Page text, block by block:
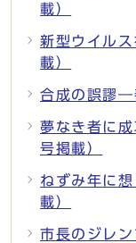
載）
新型ウイル
載）
合成の誤謬―
夢なき者に
号掲載）
ねずみ年に
載）
市長のジレ